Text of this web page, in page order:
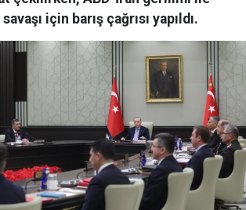
için barış çağrısı yapıldı.